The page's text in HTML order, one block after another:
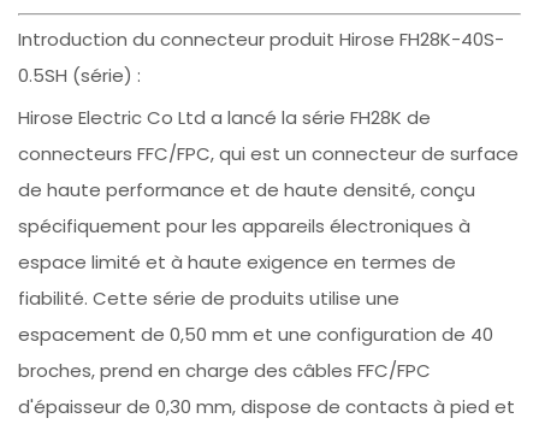
Introduction du connecteur produit Hirose FH28K-40S-
0.5SH (série) :
Hirose Electric Co Ltd a lancé la série FH28K de
connecteurs FFC/FPC, qui est un connecteur de surface
de haute performance et de haute densité, conçu
spécifiquement pour les appareils électroniques à
espace limité et à haute exigence en termes de
fiabilité. Cette série de produits utilise une
espacement de 0,50 mm et une configuration de 40
broches, prend en charge des câbles FFC/FPC
d'épaisseur de 0,30 mm, dispose de contacts à pied et